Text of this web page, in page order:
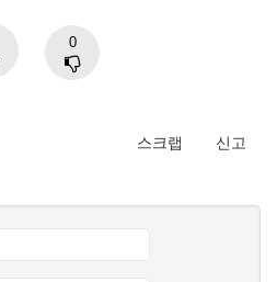
0
스크랩 신고